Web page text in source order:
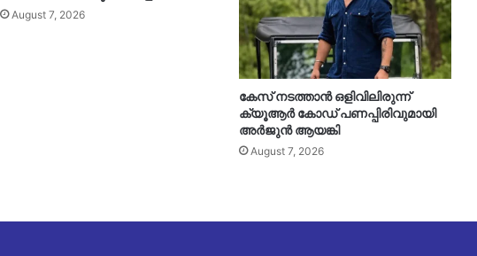
August 7, 2026
കേസ് നടത്താൻ ഒളിവിലിരുന്ന്
ക്യൂആർ കോഡ് പണപ്പിരിവുമായി
അർജുൻ ആയങ്കി
August 7, 2026